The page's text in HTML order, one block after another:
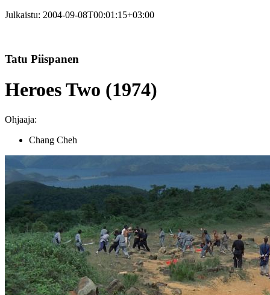
Julkaistu: 2004-09-08T00:01:15+03:00
Tatu Piispanen
Heroes Two (1974)
Ohjaaja:
Chang Cheh